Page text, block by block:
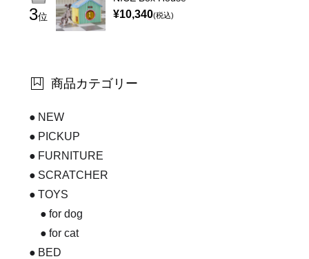
位 ¥10,340(税込)
商品カテゴリー
NEW
PICKUP
FURNITURE
SCRATCHER
TOYS
for dog
for cat
BED